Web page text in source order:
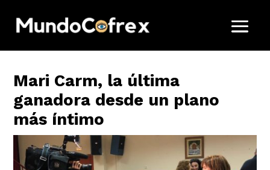
Mari Carm, la última
ganadora desde un plano
más íntimo